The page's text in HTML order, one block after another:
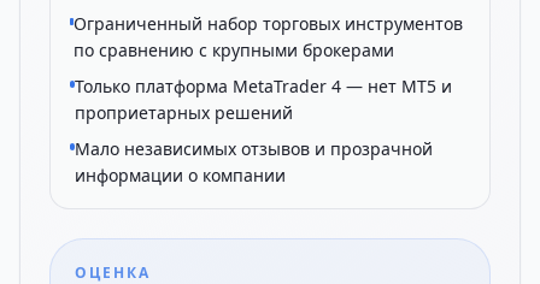
Ограниченный набор торговых инструментов
по сравнению с крупными брокерами
Только платформа MetaTrader 4 — нет MT5 и
проприетарных решений
Мало независимых отзывов и прозрачной
информации о компании
ОЦЕНКА